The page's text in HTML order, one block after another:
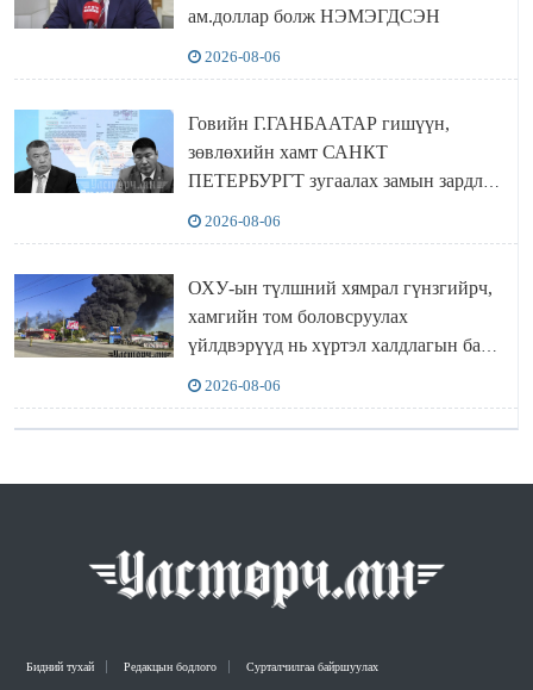
ам.доллар болж НЭМЭГДСЭН
2026-08-06
Говийн Г.ГАНБААТАР гишүүн,
зөвлөхийн хамт САНКТ
ПЕТЕРБУРГТ зугаалах замын зардлаа
2026-08-06
ОХУ-ын түлшний хямрал гүнзгийрч,
хамгийн том боловсруулах
үйлдвэрүүд нь хүртэл халдлагын бай
2026-08-06
Бидний тухай Редакцын бодлого Сурталчилгаа байршуулах